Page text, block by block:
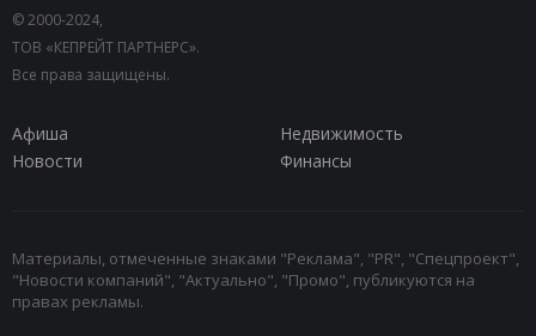
© 2000-2024,
ТОВ «КЕПРЕЙТ ПАРТНЕРС».
Все права защищены.
Афиша
Недвижимость
Новости
Финансы
Материалы, отмеченные знаками "Реклама", "PR", "Спецпроект",
"Новости компаний", "Актуально", "Промо", публикуются на
правах рекламы.